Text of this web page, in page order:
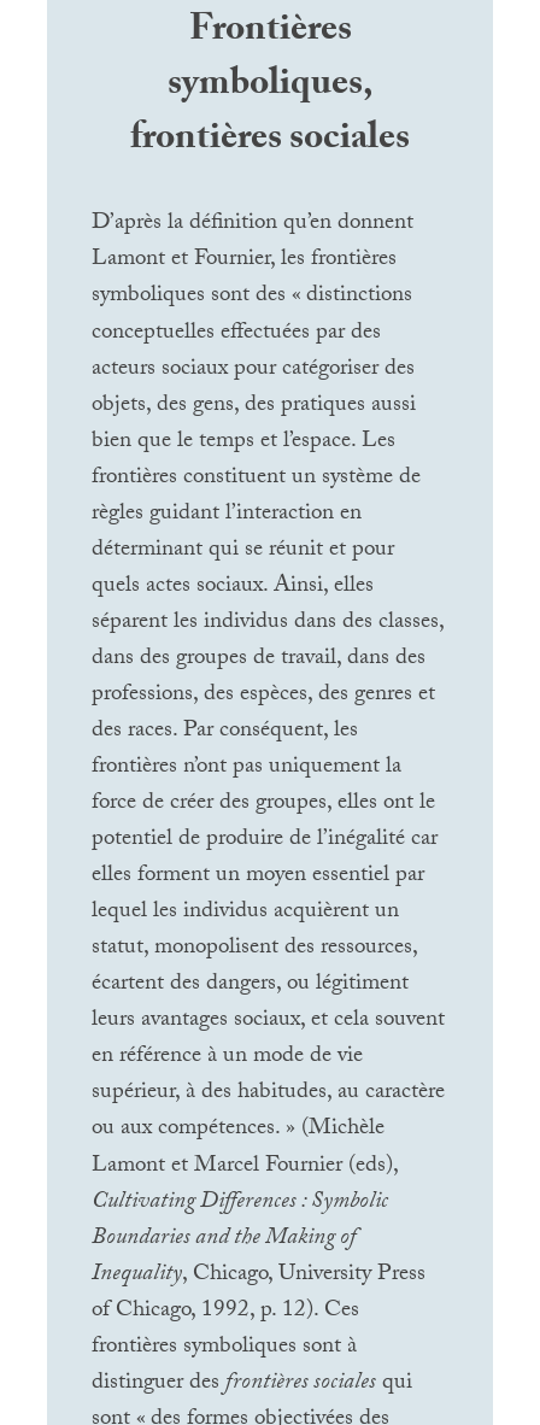
Frontières
symboliques,
frontières sociales
D’après la définition qu’en donnent
Lamont et Fournier, les frontières
symboliques sont des «distinctions
conceptuelles effectuées par des
acteurs sociaux pour catégoriser des
objets, des gens, des pratiques aussi
bien que le temps et l’espace. Les
frontières constituent un système de
règles guidant l’interaction en
déterminant qui se réunit et pour
quels actes sociaux. Ainsi, elles
séparent les individus dans des classes,
dans des groupes de travail, dans des
professions, des espèces, des genres et
des races. Par conséquent, les
frontières n’ont pas uniquement la
force de créer des groupes, elles ont le
potentiel de produire de l’inégalité car
elles forment un moyen essentiel par
lequel les individus acquièrent un
statut, monopolisent des ressources,
écartent des dangers, ou légitiment
leurs avantages sociaux, et cela souvent
en référence à un mode de vie
supérieur, à des habitudes, au caractère
ou aux compétences.» (Michèle
Lamont et Marcel Fournier (eds),
Cultivating Differences : Symbolic
Boundaries and the Making of
Inequality, Chicago, University Press
of Chicago, 1992, p. 12). Ces
frontières symboliques sont à
distinguer desfrontières socialesqui